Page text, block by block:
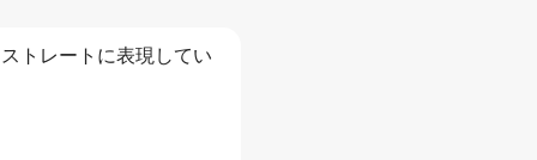
トレートに表現してい